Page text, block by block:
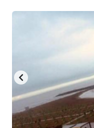
question
get
the
keyboard
shortcuts